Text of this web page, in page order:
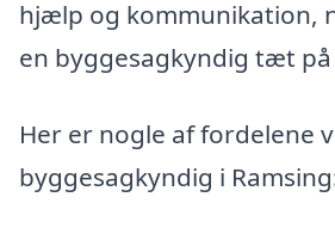
hjælp og kommunikation,
en byggesagkyndig tæt på
Her er nogle af fordelene
byggesagkyndig i